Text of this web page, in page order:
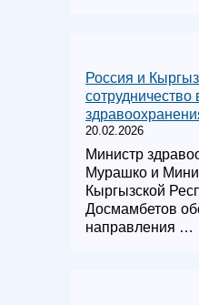
Россия и
20.02.2026
Министр
Мурашко и
Кыргызской
Досмамбетов
направления …